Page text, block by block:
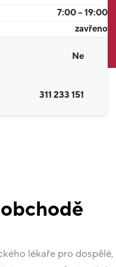
7:00 – 19:00
zavřeno
Ne
311 233 151
lékaře pro